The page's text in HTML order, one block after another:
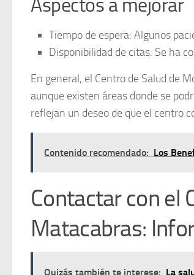
Aspectos a mejorar
Tiempo de espera: Algunos
Disponibilidad de citas: Se ha
En general, el Centro de Salud de
aunque existen áreas donde se
reflejan un deseo de que el centro
Contenido recomendado: Los
Contactar con el
Matacabras:
Quizás también te interese: La